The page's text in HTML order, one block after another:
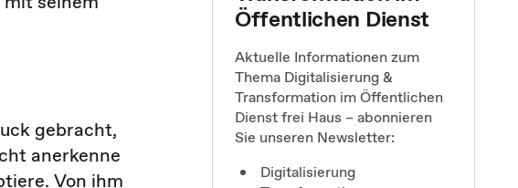
gebracht,
anerkenne
Von ihm
Öffentlichen Dienst
Aktuelle Informationen zum
Thema Digitalisierung &
Transformation im Öffentlichen
Dienst frei Haus – abonnieren
Sie unseren Newsletter:
Digitalisierung